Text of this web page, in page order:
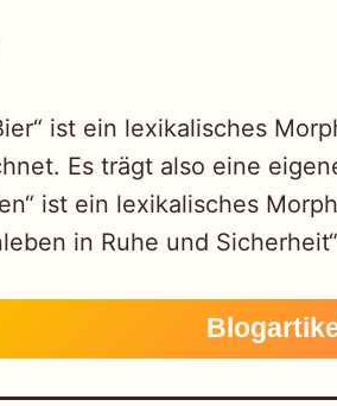
ist ein lexikalisches
Es trägt also eine
ist ein lexikalisches
in Ruhe und